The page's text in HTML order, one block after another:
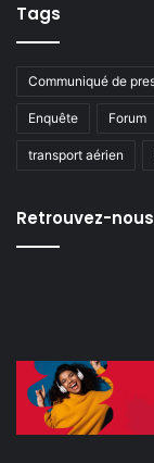
Tags
Communiqué de
Enquête Forum
transport aérien
Retrouvez-